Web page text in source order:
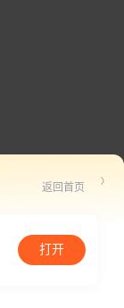
返回首页
打开